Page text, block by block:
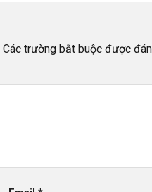
Các trường bắt buộc được